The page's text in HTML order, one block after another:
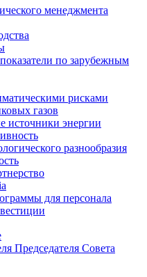
менеджмента
по зарубежным
рисками
газов
источники энергии
разнообразия
для персонала
Председателя Совета